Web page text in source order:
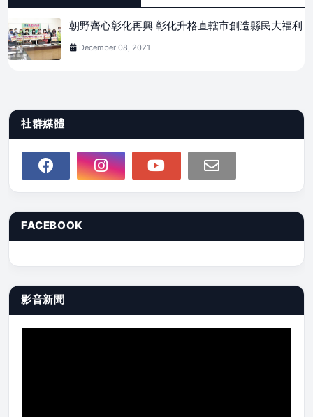
朝野齊心彰化再興 彰化升格直轄市創造縣民大福利
December 08, 2021
社群媒體
FACEBOOK
影音新聞